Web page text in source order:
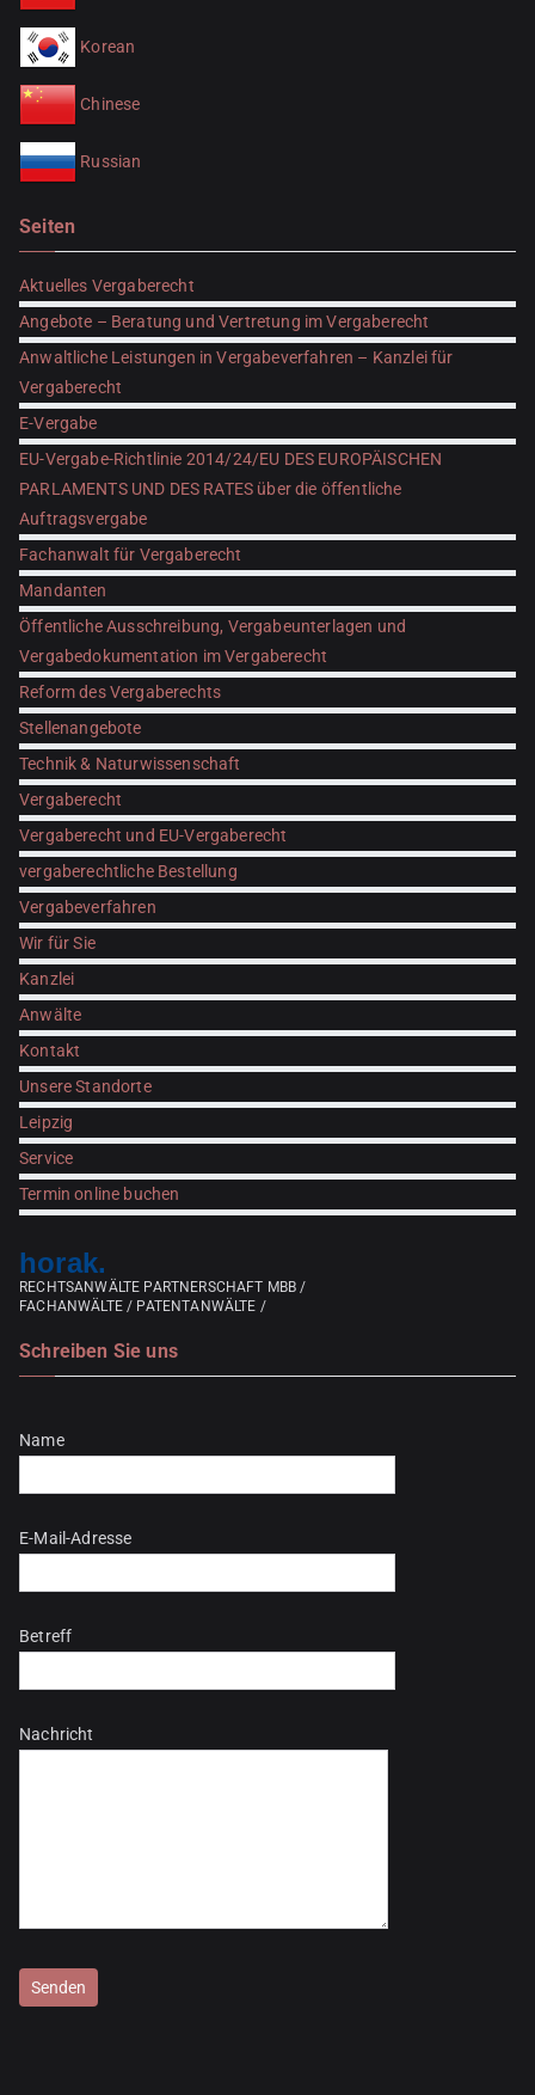
Korean
Chinese
Russian
Seiten
Aktuelles Vergaberecht
Angebote – Beratung und Vertretung im Vergaberecht
Anwaltliche Leistungen in Vergabeverfahren – Kanzlei für
Vergaberecht
E-Vergabe
EU-Vergabe-Richtlinie 2014/24/EU DES EUROPÄISCHEN
PARLAMENTS UND DES RATES über die öffentliche
Auftragsvergabe
Fachanwalt für Vergaberecht
Mandanten
Öffentliche Ausschreibung, Vergabeunterlagen und
Vergabedokumentation im Vergaberecht
Reform des Vergaberechts
Stellenangebote
Technik & Naturwissenschaft
Vergaberecht
Vergaberecht und EU-Vergaberecht
vergaberechtliche Bestellung
Vergabeverfahren
Wir für Sie
Kanzlei
Anwälte
Kontakt
Unsere Standorte
Leipzig
Service
Termin online buchen
horak.
RECHTSANWÄLTE PARTNERSCHAFT MBB /
FACHANWÄLTE / PATENTANWÄLTE /
Schreiben Sie uns
Name
E-Mail-Adresse
Betreff
Nachricht
Bitte lasse dieses Feld leer.